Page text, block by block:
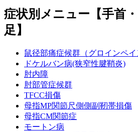
症状別メニュー【手首
足】
鼠径部痛症候群（グロインペイ
ドケルバン病(狭窄性腱鞘炎)
肘内障
肘部管症候群
TFCC損傷
母指MP関節尺側側副靭帯損傷
母指CM関節症
モートン病